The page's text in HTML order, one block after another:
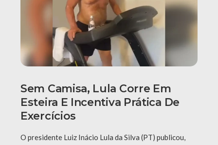
Sem Camisa, Lula Corre Em
Esteira E Incentiva Prática De
Exercícios
O presidente Luiz Inácio Lula da Silva (PT) publicou,